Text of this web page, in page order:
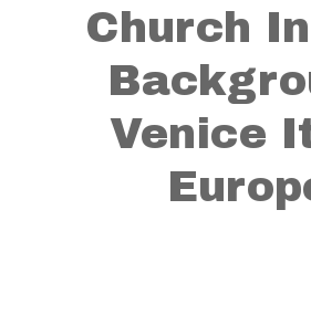
Church
Venice